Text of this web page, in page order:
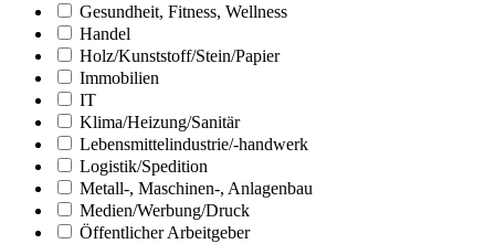
Gesundheit, Fitness, Wellness
Handel
Holz/Kunststoff/Stein/Papier
Immobilien
IT
Klima/Heizung/Sanitär
Lebensmittelindustrie/-handwerk
Logistik/Spedition
Metall-, Maschinen-, Anlagenbau
Medien/Werbung/Druck
Öffentlicher Arbeitgeber